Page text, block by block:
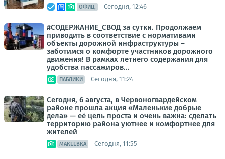
ОФИЦ. Сегодня, 12:46
#СОДЕРЖАНИЕ_СВОД за сутки. Продолжаем
приводить в соответствие с нормативами
объекты дорожной инфраструктуры –
заботимся о комфорте участников дорожного
движения! В рамках летнего содержания для
удобства пассажиров...
ПАБЛИКИ Сегодня, 11:24
Сегодня, 6 августа, в Червоногвардейском
районе прошла акция «Маленькие добрые
дела» — её цель проста и очень важна: сделать
территорию района уютнее и комфортнее для
жителей
МАКЕЕВКА Сегодня, 11:55